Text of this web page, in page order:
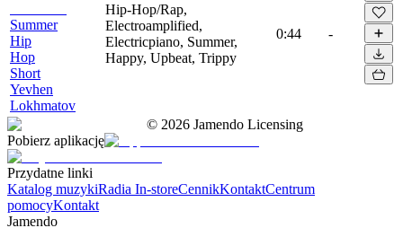
Summer
Hip
Hop
Short
Yevhen
Lokhmatov
Hip-Hop/Rap,
Electroamplified,
Electricpiano, Summer,
Happy, Upbeat, Trippy
0:44 -
© 2026 Jamendo Licensing
Pobierz aplikację
Przydatne linki
Katalog muzykiRadia In-storeCennikKontaktCentrum
pomocyKontakt
Jamendo